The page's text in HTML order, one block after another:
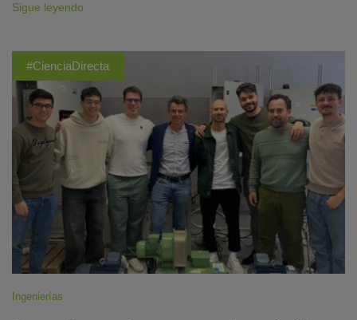
Sigue leyendo
#CienciaDirecta
Ingenierías